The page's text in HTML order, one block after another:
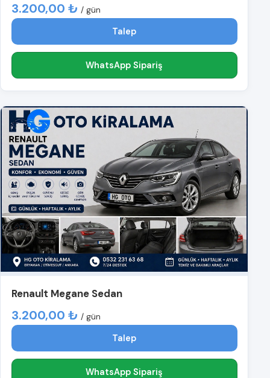
3.200,00 ₺ / gün
Talep
WhatsApp Sipariş
Renault Megane Sedan
3.200,00 ₺ / gün
Talep
WhatsApp Sipariş